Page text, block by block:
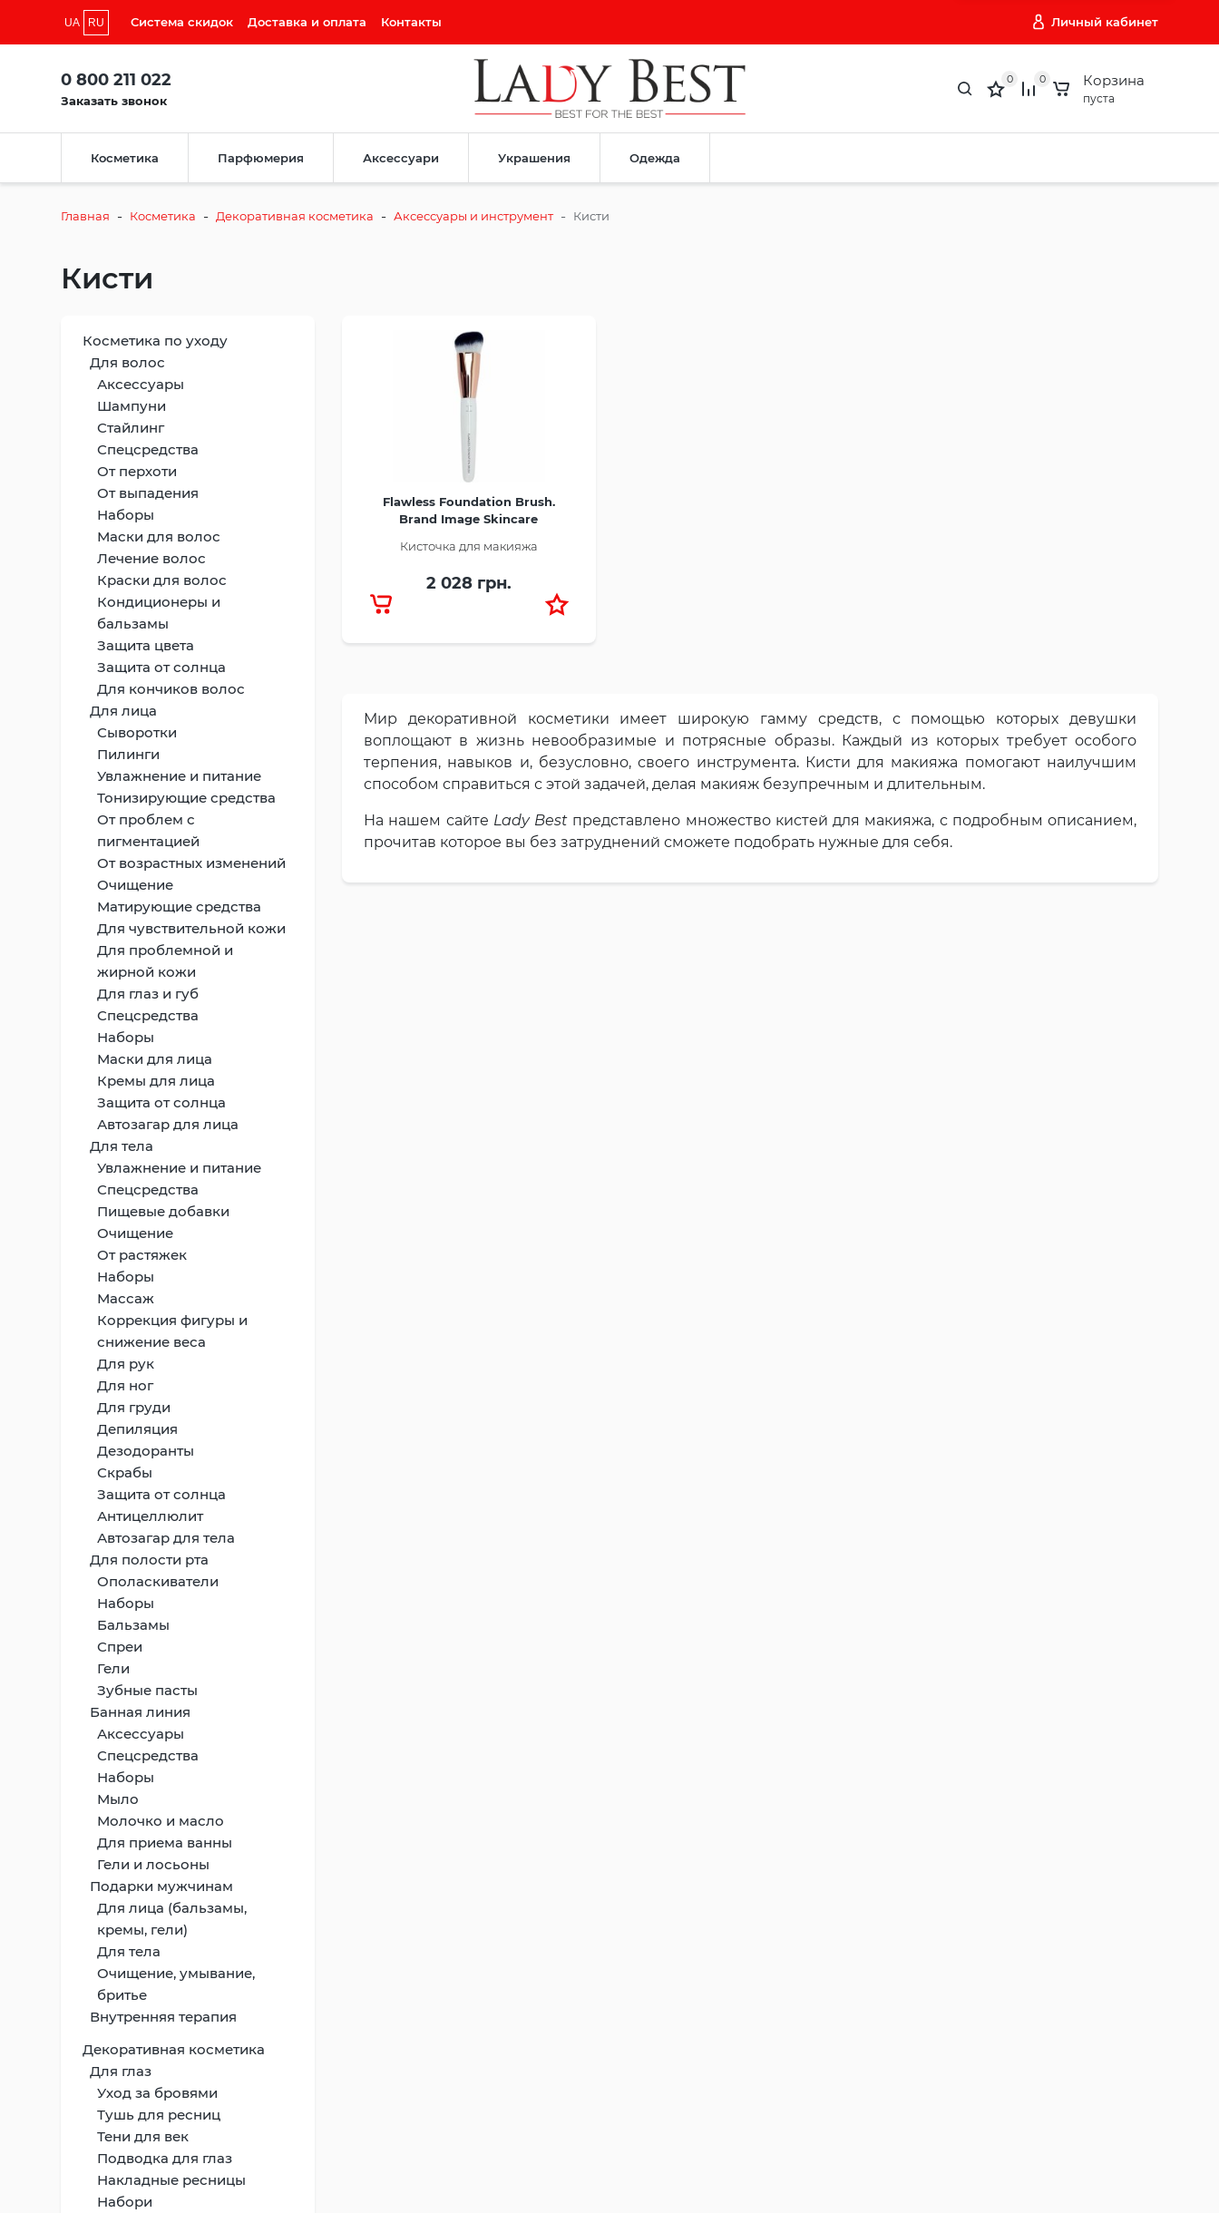
UA RU Система скидок Доставка и оплата Контакты Личный кабинет
0 800 211 022
Заказать звонок
0 0 Корзина
пуста
Косметика Парфюмерия Аксессуари Украшения Одежда
Главная - Косметика - Декоративная косметика - Аксессуары и инструмент - Кисти
Кисти
Косметика по уходу
Для волос
Аксессуары
Шампуни
Стайлинг
Спецсредства
От перхоти
От выпадения
Наборы
Маски для волос
Лечение волос
Краски для волос
Кондиционеры и
бальзамы
Защита цвета
Защита от солнца
Для кончиков волос
Для лица
Сыворотки
Пилинги
Увлажнение и питание
Тонизирующие средства
От проблем с
пигментацией
От возрастных изменений
Очищение
Матирующие средства
Для чувствительной кожи
Для проблемной и
жирной кожи
Для глаз и губ
Спецсредства
Наборы
Маски для лица
Кремы для лица
Защита от солнца
Автозагар для лица
Для тела
Увлажнение и питание
Спецсредства
Пищевые добавки
Очищение
От растяжек
Наборы
Массаж
Коррекция фигуры и
снижение веса
Для рук
Для ног
Для груди
Депиляция
Дезодоранты
Скрабы
Защита от солнца
Антицеллюлит
Автозагар для тела
Для полости рта
Ополаскиватели
Наборы
Бальзамы
Спреи
Гели
Зубные пасты
Банная линия
Аксессуары
Спецсредства
Наборы
Мыло
Молочко и масло
Для приема ванны
Гели и лосьоны
Подарки мужчинам
Для лица (бальзамы,
кремы, гели)
Для тела
Очищение, умывание,
бритье
Внутренняя терапия
Декоративная косметика
Для глаз
Уход за бровями
Тушь для ресниц
Тени для век
Подводка для глаз
Накладные ресницы
Набори
Flawless Foundation Brush.
Brand Image Skincare
Кисточка для макияжа
2 028 грн.
Мир декоративной косметики имеет широкую гамму средств, с помощью которых девушки
воплощают в жизнь невообразимые и потрясные образы. Каждый из которых требует особого
терпения, навыков и, безусловно, своего инструмента. Кисти для макияжа помогают наилучшим
способом справиться с этой задачей, делая макияж безупречным и длительным.
На нашем сайте Lady Best представлено множество кистей для макияжа, с подробным описанием,
прочитав которое вы без затруднений сможете подобрать нужные для себя.